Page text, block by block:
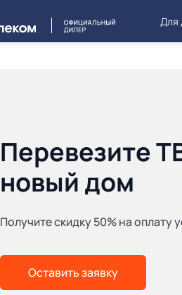
Для
Перевезите
новый дом
Получите скидку 50% на оплату
Оставить заявку